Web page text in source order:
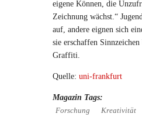
eigene Können, die
Zeichnung wächst.“
auf, andere eignen sich
sie erschaffen
Graffiti.
Quelle: uni-frankfurt
Magazin Tags:
Forschung Kreativität